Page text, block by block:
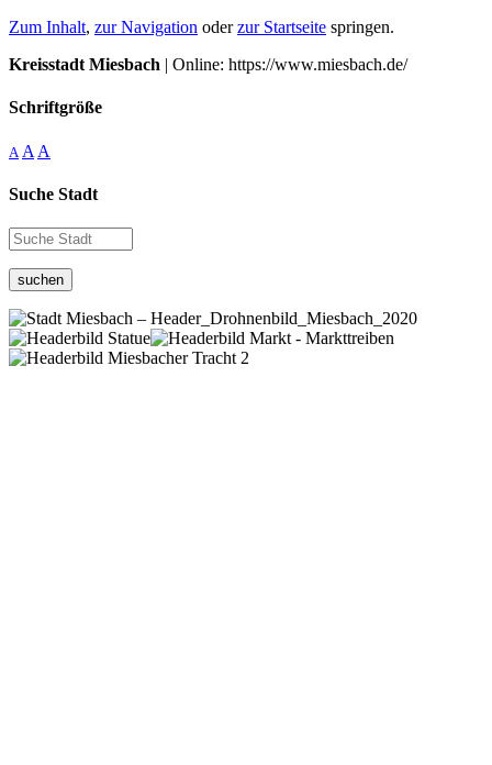
Zum Inhalt, zur Navigation oderzur Startseite springen.
Kreisstadt Miesbach | Online: https://www.miesbach.de/
Schriftgröße
A A A
Suche Stadt
suchen